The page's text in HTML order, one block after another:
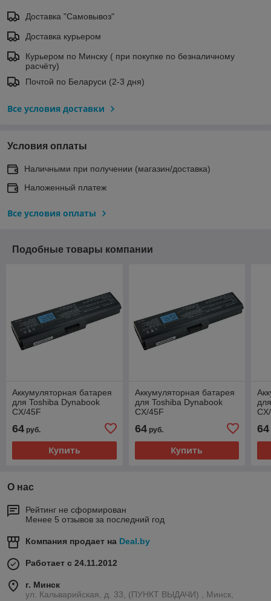
Доставка "Самовывоз"
Доставка курьером
Курьером по Минску ( при покупке по безналичному
расчёту)
Почтой по Беларуси (2-3 дня)
Все условия доставки
Условия оплаты
Наличными при получении (магазин/доставка)
Наложенный платеж
Все условия оплаты
Подобные товары компании
Аккумуляторная батарея
для Toshiba Dynabook
CX/45F
64 руб.
Купить
Аккумуляторная батарея
для Toshiba Dynabook
CX/45F
64руб.
Купить
64
О нас
Рейтинг не сформирован
Менее 5 отзывов за последний год
Компания продает на Deal.by
Работает с 24.11.2012
г. Минск
ул. Кальварийская, д. 33, (ПУНКТ ВЫДАЧИ) , Минск,